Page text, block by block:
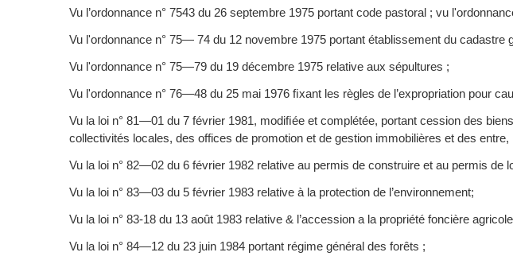
Vu l’ordonnance n° 7543 du 26 septembre 1975 portant code pastoral ; vu
Vu l'ordonnance n° 75— 74 du 12 novembre 1975 portant établissement du cadastre
Vu l'ordonnance n° 75—79 du 19 décembre 1975 relative aux sépultures ;
Vu l'ordonnance n° 76—48 du 25 mai 1976 ﬁxant les règles de l’expropriation pour
Vu la loi n° 81—01 du 7 février 1981, modiﬁée et complétée, portant cession des
collectivités locales, des offices de promotion et de gestion immobilières et des
Vu la loi n° 82—02 du 6 février 1982 relative au permis de construire et au permis de
Vu la loi n° 83—03 du 5 février 1983 relative à la protection de l’environnement;
Vu la loi n° 83-18 du 13 août 1983 relative & l’accession a la propriété foncière
Vu la loi n° 84—12 du 23 juin 1984 portant régime général des forêts ;